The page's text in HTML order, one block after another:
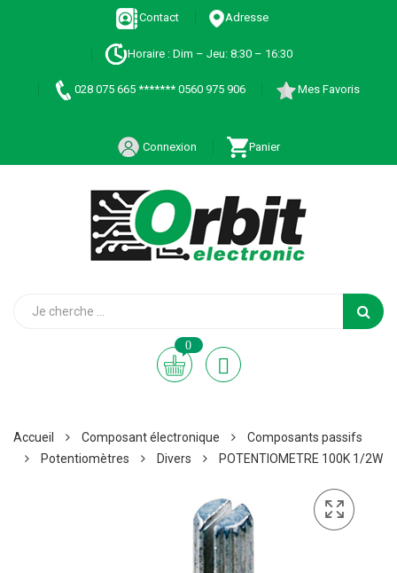
Contact Adresse
Horaire : Dim – Jeu: 8:30 – 16:30
028 075 665 ******* 0560 975 906 Mes Favoris
Connexion Panier
0
Accueil Composant électronique
Composants passifs
Potentiomètres
Divers POTENTIOMETRE 100K 1/2W